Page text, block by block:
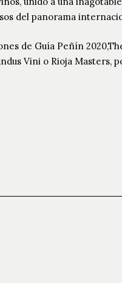
del panorama
de Guía Peñín
Vini o Rioja Masters,